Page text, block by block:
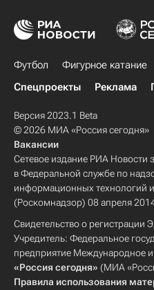
Футбол Фигурное катание
Спецпроекты
Реклама
Версия 2023.1 Beta
© 2026 МИА «Россия сегодня»
Вакансии
Сетевое издание РИА Новости
в Федеральной службе по
информационных технологий
(Роскомнадзор) 08 апреля
Свидетельство о
Учредитель: Федеральное
предприятие Международное
«Россия сегодня» (МИА
Правила использования